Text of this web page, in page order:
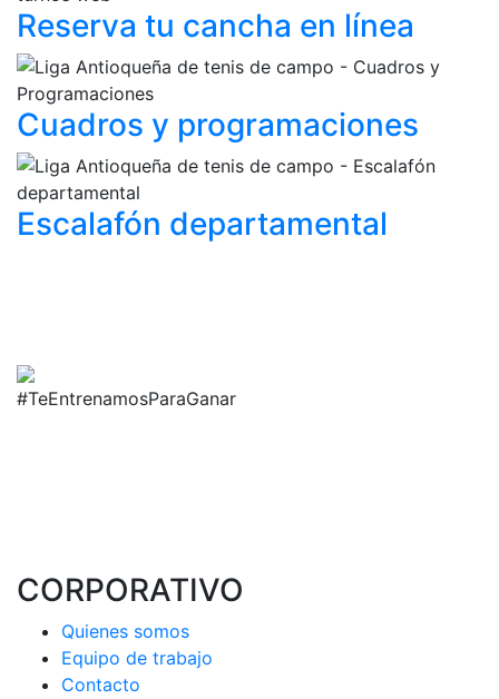
Reserva tu cancha en línea
Cuadros y programaciones
Escalafón departamental
#TeEntrenamosParaGanar
CORPORATIVO
Quienes somos
Equipo de trabajo
Contacto